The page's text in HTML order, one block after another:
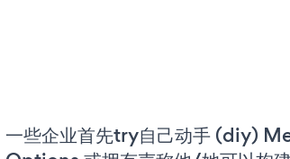
一些企业首先try自己动手 (diy)